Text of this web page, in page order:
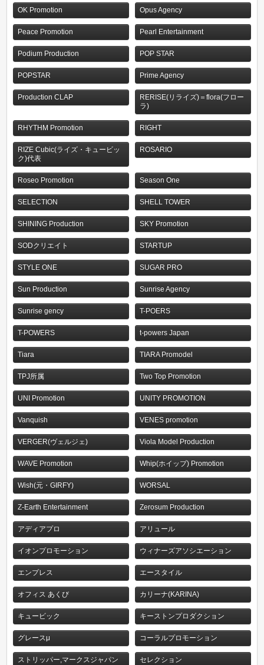
OK Promotion Opus Agency
Peace Promotion Pearl Entertainment
Podium Production POP STAR
POPSTAR Prime Agency
Production CLAP
RERISE(リライズ)＝flora(フロー
ラ)
RHYTHM Promotion RIGHT
RIZE Cubic(ライズ・キュービッ
ク)代表
ROSARIO
Roseo Promotion Season One
SELECTION SHELL TOWER
SHINING Production SKY Promotion
SODクリエイト STARTUP
STYLE ONE SUGAR PRO
Sun Production Sunrise Agency
Sunrise gency T-POERS
T-POWERS t-powers Japan
Tiara TIARA Promodel
TPJ所属 Two Top Promotion
UNI Promotion UNITY PROMOTION
Vanquish VENES promotion
VERGER(ヴェルジェ) Viola Model Production
WAVE Promotion Whip(ホイップ) Promotion
Wish(元・GIRFY) WORSAL
Z-Earth Entertainment Zerosum Production
アディアプロ アリュール
イオンプロモーション ウィナーズアソシエーション
エンプレス エースタイル
オフィス あくび カリーナ(KARINA)
キュービック キーストンプロダクション
グレースμ コーラルプロモーション
ストリッパー,マークスジャパン セレクション